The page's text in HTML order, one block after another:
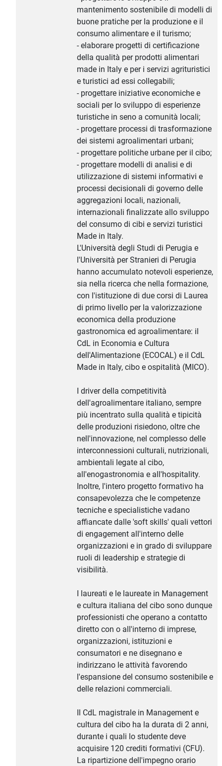
mantenimento sostenibile di modelli di
buone pratiche per la produzione e il
consumo alimentare e il turismo;
- elaborare progetti di certificazione
della qualità per prodotti alimentari
made in Italy e per i servizi agrituristici
e turistici ad essi collegabili;
- progettare iniziative economiche e
sociali per lo sviluppo di esperienze
turistiche in seno a comunità locali;
- progettare processi di trasformazione
dei sistemi agroalimentari urbani;
- progettare politiche urbane per il cibo;
- progettare modelli di analisi e di
utilizzazione di sistemi informativi e
processi decisionali di governo delle
aggregazioni locali, nazionali,
internazionali finalizzate allo sviluppo
del consumo di cibi e servizi turistici
Made in Italy.
L'Università degli Studi di Perugia e
l'Università per Stranieri di Perugia
hanno accumulato notevoli esperienze,
sia nella ricerca che nella formazione,
con l'istituzione di due corsi di Laurea
di primo livello per la valorizzazione
economica della produzione
gastronomica ed agroalimentare: il
CdL in Economia e Cultura
dell'Alimentazione (ECOCAL) e il CdL
Made in Italy, cibo e ospitalità (MICO).
I driver della competitività
dell'agroalimentare italiano, sempre
più incentrato sulla qualità e tipicità
delle produzioni risiedono, oltre che
nell'innovazione, nel complesso delle
interconnessioni culturali, nutrizionali,
ambientali legate al cibo,
all'enogastronomia e all'hospitality.
Inoltre, l'intero progetto formativo ha
consapevolezza che le competenze
tecniche e specialistiche vadano
affiancate dalle 'soft skills' quali vettori
di engagement all'interno delle
organizzazioni e in grado di sviluppare
ruoli di leadership e strategie di
visibilità.
I laureati e le laureate in Management
e cultura italiana del cibo sono dunque
professionisti che operano a contatto
diretto con o all'interno di imprese,
organizzazioni, istituzioni e
consumatori e ne disegnano e
indirizzano le attività favorendo
l'espansione del consumo sostenibile e
delle relazioni commerciali.
Il CdL magistrale in Management e
cultura del cibo ha la durata di 2 anni,
durante i quali lo studente deve
acquisire 120 crediti formativi (CFU).
La ripartizione dell'impegno orario